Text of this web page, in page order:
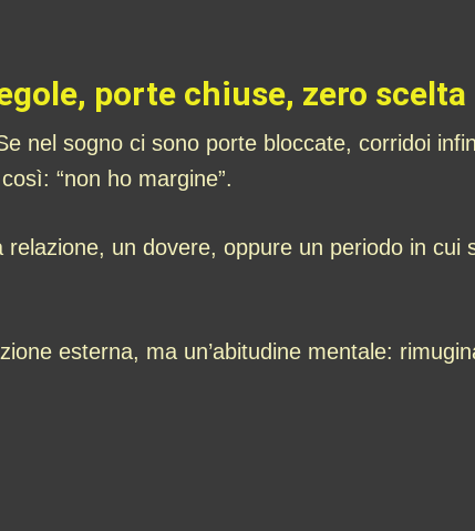
porte chiuse, zero scelta
nel sogno ci sono porte bloccate, corridoi
“non ho margine”.
un dovere, oppure un periodo in cui
esterna, ma un’abitudine mentale: